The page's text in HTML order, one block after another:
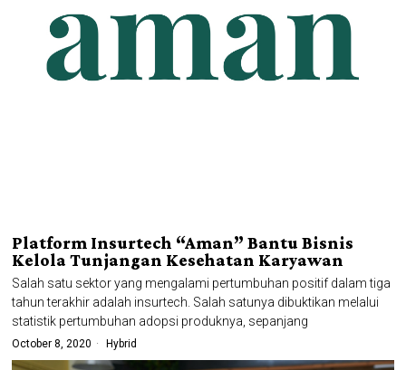
Platform Insurtech “Aman” Bantu Bisnis
Kelola Tunjangan Kesehatan Karyawan
Salah satu sektor yang mengalami pertumbuhan positif dalam tiga
tahun terakhir adalah insurtech. Salah satunya dibuktikan melalui
statistik pertumbuhan adopsi produknya, sepanjang
October 8, 2020 Hybrid